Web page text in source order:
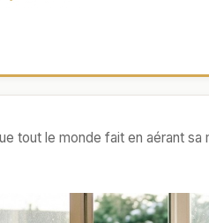
tout le monde fait en aérant